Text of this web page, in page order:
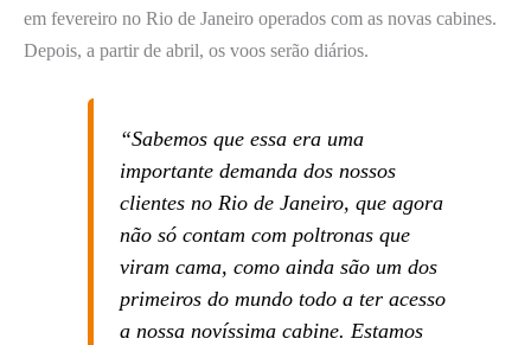
em fevereiro no Rio de Janeiro operados com as novas cabines.
Depois, a partir de abril, os voos serão diários.
“Sabemos que essa era uma
importante demanda dos nossos
clientes no Rio de Janeiro, que agora
não só contam com poltronas que
viram cama, como ainda são um dos
primeiros do mundo todo a ter acesso
a nossa novíssima cabine. Estamos